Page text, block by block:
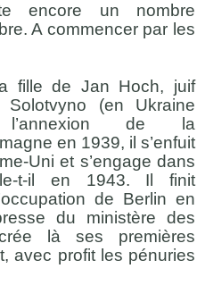
encore un nombre
A commencer par les
fille de Jan Hoch, juif
Solotvyno (en Ukraine
l’annexion de la
en 1939, il s’enfuit
Uni et s’engage dans
t-il en 1943. Il finit
de Berlin en
du ministère des
là ses premières
avec profit les pénuries